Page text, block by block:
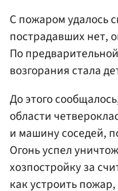
С пожаром удалось
пострадавших нет,
По
возгорания стала
До этого
области
и машину соседей,
Огонь успел
хозпостройку за
как устроить